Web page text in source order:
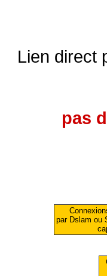
Lien direct
pas
par Dslam ou